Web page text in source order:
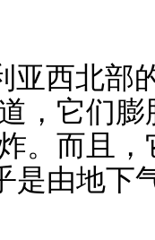
亚西北部
，它们
。而且
是由地下